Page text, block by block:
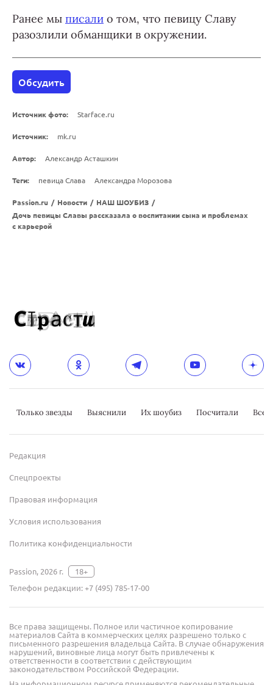
Ранее мы писали о том, что певицу Славу
разозлили обманщики в окружении.
Обсудить
Источник фото: Starface.ru
Источник: mk.ru
Автор: Александр Асташкин
Теги: певица Слава Александра Морозова
Passion.ru / Новости / НАШ ШОУБИЗ /
Дочь певицы Славы рассказала о воспитании сына и проблемах
с карьерой
Только звезды Выяснили Их шоубиз Посчитали
Редакция
Спецпроекты
Правовая информация
Условия использования
Политика конфиденциальности
Passion, 2026 г.
18+
Телефон редакции:+7 (495) 785-17-00
Все права защищены. Полное или частичное копирование
материалов Сайта в коммерческих целях разрешено только с
письменного разрешения владельца Сайта. В случае обнаружения
нарушений, виновные лица могут быть привлечены к
ответственности в соответствии с действующим
законодательством Российской Федерации.